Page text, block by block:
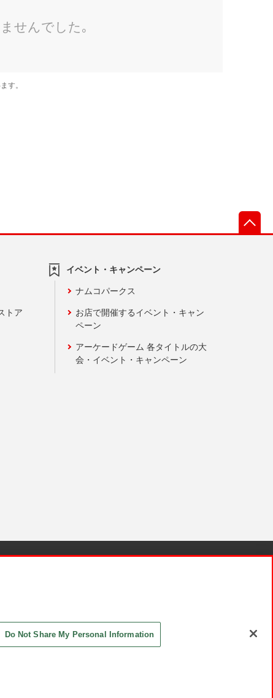
トア
イベント・キャンペーン
ナムコパークス
お店で開催するイベント・キャン
ペーン
アーケードゲーム 各タイトルの大
会・イベント・キャンペーン
Do Not Share My Personal Information